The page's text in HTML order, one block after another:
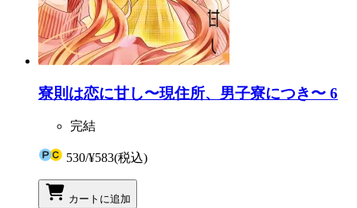
寮則は恋に甘し〜現住所、男子寮につき〜 6
完結
530/¥583(税込)
カートに追加